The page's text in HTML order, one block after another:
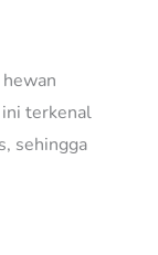
ini terkenal
sehingga